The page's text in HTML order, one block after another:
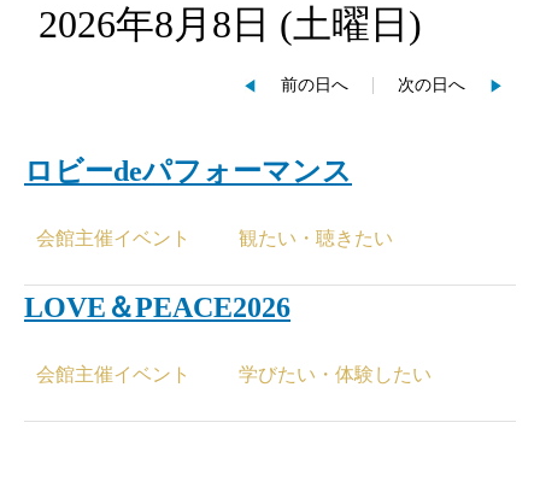
2026年8月8日 (土曜日 )
前の日へ 次の日へ
ロビーdeパフォーマンス
会館主催イベント 観たい・聴きたい
LOVE＆PEACE2026
会館主催イベント 学びたい・体験したい